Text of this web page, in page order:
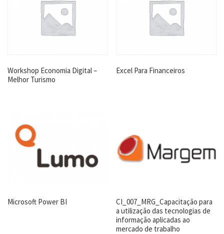
Workshop Economia Digital –
Melhor Turismo
Excel Para Financeiros
Microsoft Power BI
CI_007_MRG_Capacitação para
a utilização das tecnologias de
informação aplicadas ao
mercado de trabalho